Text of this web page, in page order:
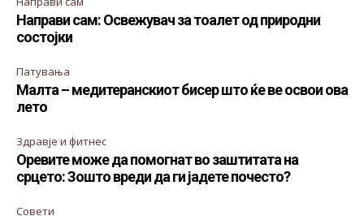
Направи сам: Освежувач за тоалет од природни
состојки
Патувања
Малта – медитеранскиот бисер што ќе ве освои ова
лето
Здравје и фитнес
Оревите може да помогнат во заштитата на
срцето: Зошто вреди да ги јадете почесто?
Совети